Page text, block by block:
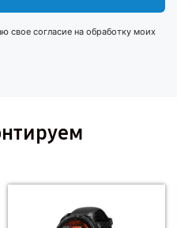
свое согласие на обработку моих